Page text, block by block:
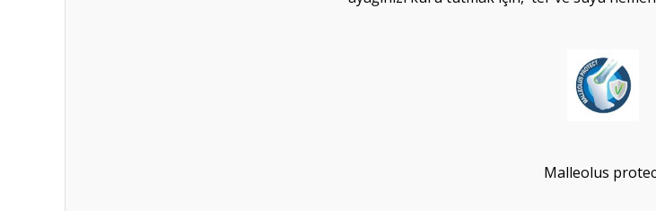
Malleolus